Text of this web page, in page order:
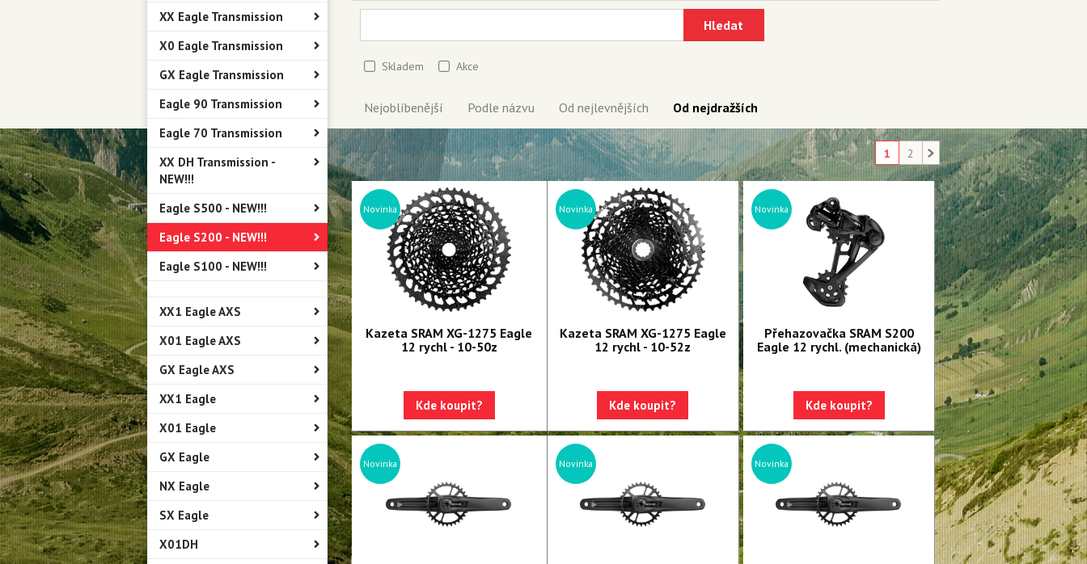
XX Eagle Transmission
X0 Eagle Transmission
GX Eagle Transmission
Eagle 90 Transmission
Eagle 70 Transmission
XX DH Transmission -
NEW!!!
Eagle S500 - NEW!!!
Eagle S200 - NEW!!!
Eagle S100 - NEW!!!
XX1 Eagle AXS
X01 Eagle AXS
GX Eagle AXS
XX1 Eagle
X01 Eagle
GX Eagle
NX Eagle
SX Eagle
X01DH
Hledat
Skladem Akce
Nejoblíbenější Podle názvu Od nejlevnějších Od nejdražších
1 2
Novinka
Kazeta SRAM XG-1275 Eagle
12 rychl - 10-50z
Kde koupit?
Novinka
Kazeta SRAM XG-1275 Eagle
12 rychl - 10-52z
Kde koupit?
Novinka
Přehazovačka SRAM S200
Eagle 12 rychl. (mechanická)
Kde koupit?
Novinka Novinka Novinka